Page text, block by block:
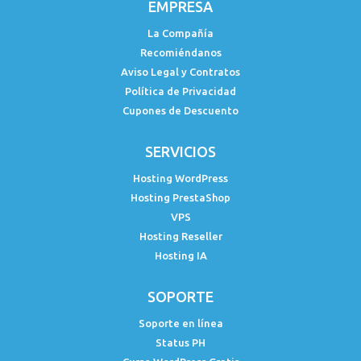
EMPRESA
La Compañía
Recomiéndanos
Aviso Legal y Contratos
Política de Privacidad
Cupones de Descuento
SERVICIOS
Hosting WordPress
Hosting PrestaShop
VPS
Hosting Reseller
Hosting IA
SOPORTE
Soporte en línea
Status PH